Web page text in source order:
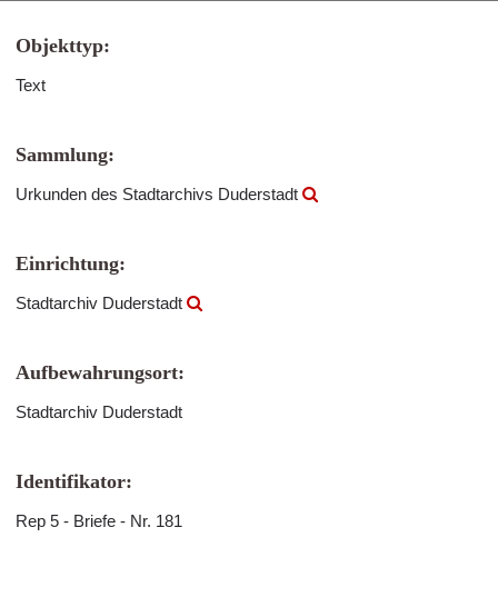
Objekttyp:
Text
Sammlung:
Urkunden des Stadtarchivs Duderstadt
Einrichtung:
Stadtarchiv Duderstadt
Aufbewahrungsort:
Stadtarchiv Duderstadt
Identifikator:
Rep 5 - Briefe - Nr. 181